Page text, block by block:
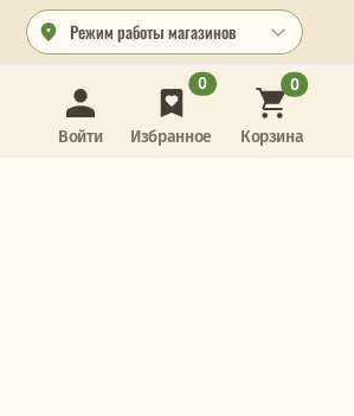
Режим работы магазинов
Войти Избранное
0
Корзина
0